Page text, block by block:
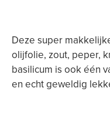
Deze super
olijfolie, zout, peper,
basilicum is ook één
en echt geweldig